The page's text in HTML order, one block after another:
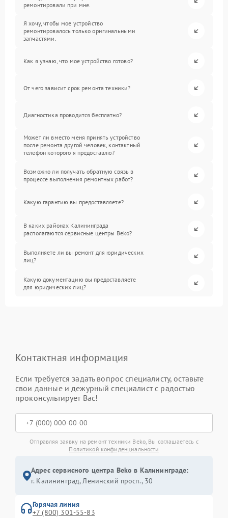
ремонтировали при мне.
Я хочу, чтобы мое устройство
ремонтировалось только оригинальными
запчастями.
Как я узнаю, что мое устройство готово?
От чего зависит срок ремонта техники?
Диагностика проводится бесплатно?
Может ли вместо меня принять устройство
после ремонта другой человек, контактный
телефон которого я предоставлю?
Возможно ли получать обратную связь в
процессе выполнения ремонтных работ?
Какую гарантию вы предоставляете?
В каких районах Калининграда
располагаются сервисные центры Beko?
Выполняете ли вы ремонт для юридических
лиц?
Какую документацию вы предоставляете
для юридических лиц?
Контактная информация
Если требуется задать вопрос специалисту, оставьте
свои данные и дежурный специалист с радостью
проконсультирует Вас!
Отправляя заявку на ремонт техники Beko, Вы соглашаетесь с
Политикой конфиденциальности
Адрес сервисного центра Beko в Калининграде:
г. Калининград, Ленинский просп., 30
Горячая линия
+7 (800) 301-55-83